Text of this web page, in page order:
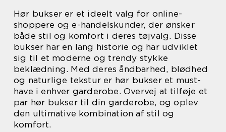
Hør bukser er et ideelt valg for online-
shoppere og e-handelskunder, der ønsker
både stil og komfort i deres tøjvalg. Disse
bukser har en lang historie og har udviklet
sig til et moderne og trendy stykke
beklædning. Med deres åndbarhed, blødhed
og naturlige tekstur er hør bukser et must-
have i enhver garderobe. Overvej at tilføje et
par hør bukser til din garderobe, og oplev
den ultimative kombination af stil og
komfort.